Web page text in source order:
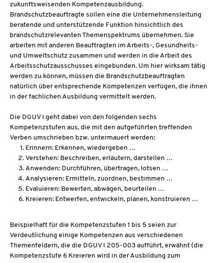
zukunftsweisenden Kompetenzausbildung.
Brandschutzbeauftragte sollen eine die Unternehmensleitung
beratende und unterstützende Funktion hinsichtlich des
brandschutzrelevanten Themenspektrums übernehmen. Sie
arbeiten mit anderen Beauftragten im Arbeits-, Gesundheits-
und Umweltschutz zusammen und werden in die Arbeit des
Arbeitsschutzausschusses eingebunden. Um hier wirksam tätig
werden zu können, müssen die Brandschutzbeauftragten
natürlich über entsprechende Kompetenzen verfügen, die ihnen
in der fachlichen Ausbildung vermittelt werden.
Die DGUV I geht dabei von den folgenden sechs
Kompetenzstufen aus, die mit den aufgeführten treffenden
Verben umschrieben bzw. untermauert werden:
Erinnern: Erkennen, wiedergeben …
Verstehen: Beschreiben, erläutern, darstellen …
Anwenden: Durchführen, übertragen, lotsen …
Analysieren: Ermitteln, zuordnen, bestimmen …
Evaluieren: Bewerten, abwägen, beurteilen …
Kreieren: Entwerfen, entwickeln, planen, konstruieren …
Beispielhaft für die Kompetenzstufen 1 bis 5 seien zur
Verdeutlichung einige Kompetenzen aus verschiedenen
Themenfeldern, die die DGUV I 205-003 aufführt, erwähnt (die
Kompetenzstufe 6 Kreieren wird in der Ausbildung zum